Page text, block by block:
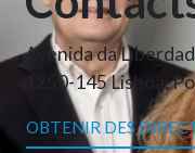
Avenida da
1250-145 Lisboa,
OBTENIR DES